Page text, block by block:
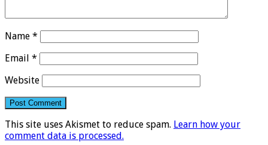
Name *
Email *
Website
This site uses Akismet to reduce spam. Learn how your
comment data is processed.